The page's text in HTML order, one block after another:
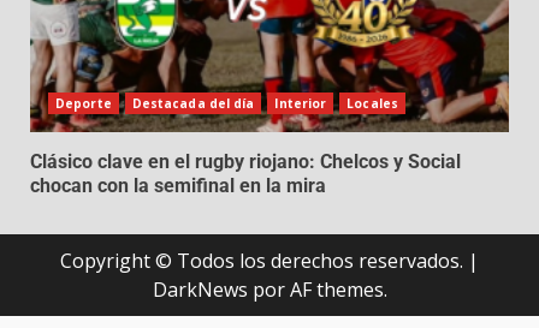
Deporte Destacada del día Interior Locales
Clásico clave en el rugby riojano: Chelcos y Social
chocan con la semifinal en la mira
Copyright © Todos los derechos reservados. |
DarkNews por AF themes.